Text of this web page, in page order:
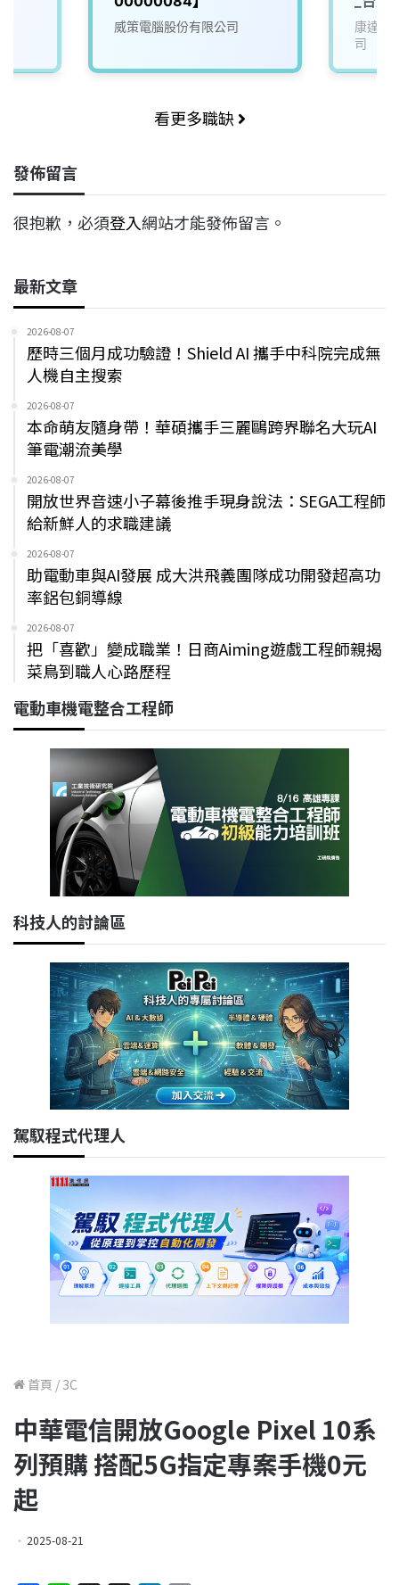
威策電腦股份有限公司
康達盛
司
看更多職缺
發佈留言
很抱歉，必須登入網站才能發佈留言。
最新文章
2026-08-07
歷時三個月成功驗證！Shield AI 攜手中科院完成無
人機自主搜索
2026-08-07
本命萌友隨身帶！華碩攜手三麗鷗跨界聯名大玩AI
筆電潮流美學
2026-08-07
開放世界音速小子幕後推手現身說法：SEGA工程師
給新鮮人的求職建議
2026-08-07
助電動車與AI發展 成大洪飛義團隊成功開發超高功
率鋁包銅導線
2026-08-07
把「喜歡」變成職業！日商Aiming遊戲工程師親揭
菜鳥到職人心路歷程
電動車機電整合工程師
科技人的討論區
駕馭程式代理人